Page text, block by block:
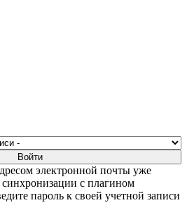
электронной почты уже
синхронизации с плагином
пароль к своей учетной записи